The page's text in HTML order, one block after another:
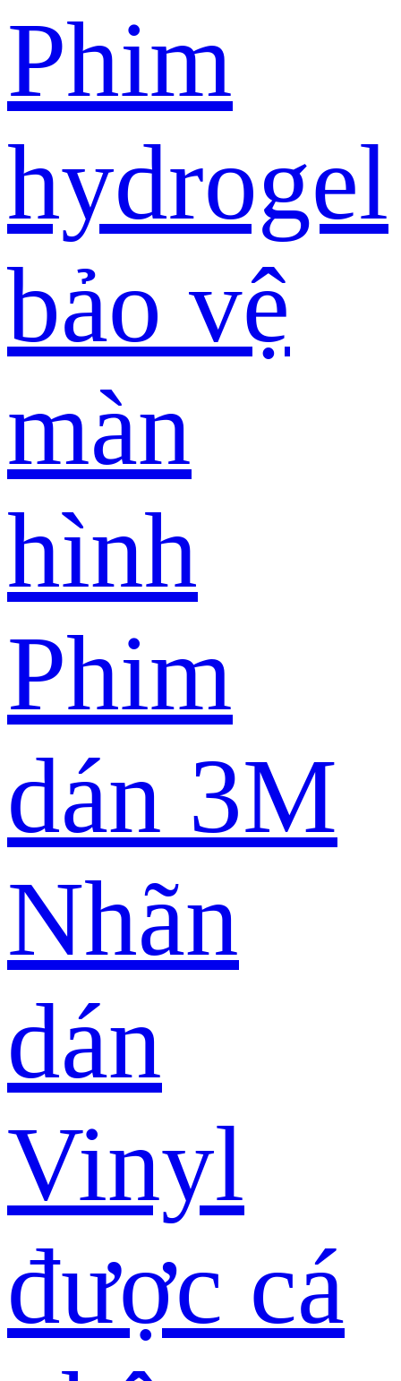
Phim
hydrogel
bảo vệ
màn
hình
Phim
dán 3M
Nhãn
dán
Vinyl
được cá